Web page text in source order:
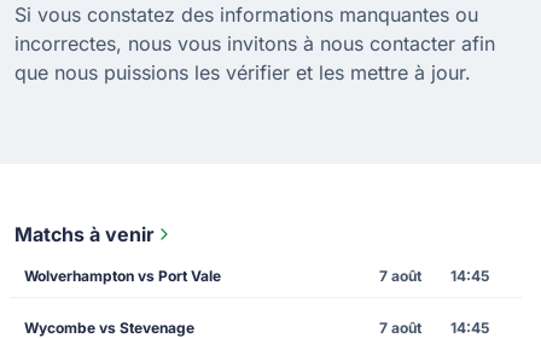
Si vous constatez des informations manquantes ou
incorrectes, nous vous invitons à nous contacter afin
que nous puissions les vérifier et les mettre à jour.
Matchs à venir
Wolverhampton vs Port Vale 7 août 14:45
Wycombe vs Stevenage 7 août 14:45